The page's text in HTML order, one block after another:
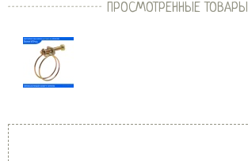
ПРОСМОТРЕННЫЕ ТОВАРЫ